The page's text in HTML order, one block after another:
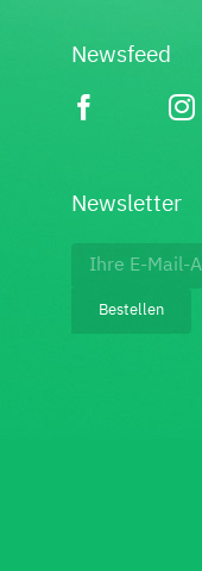
Newsfeed
Newsletter
Footer:
bestellen
Bestellen